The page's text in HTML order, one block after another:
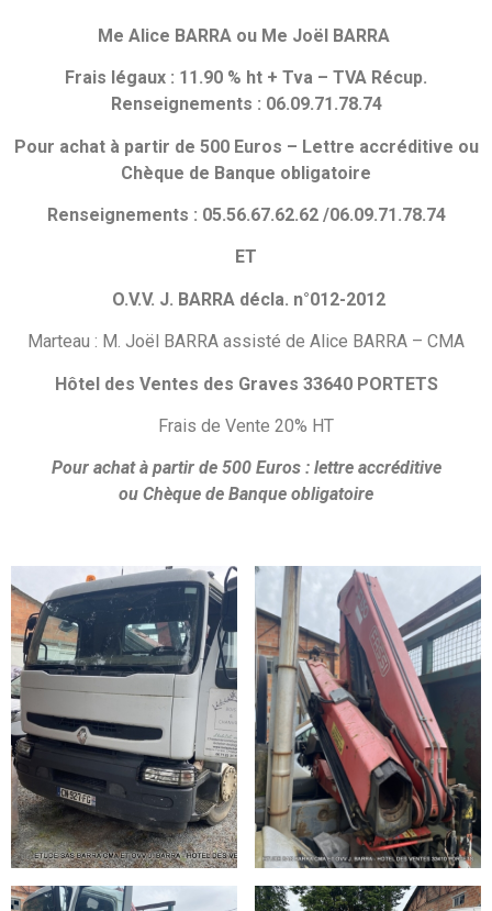
Me Alice BARRA ou Me Joël BARRA
Frais légaux : 11.90 % ht + Tva – TVA Récup.
Renseignements : 06.09.71.78.74
Pour achat à partir de 500 Euros – Lettre accréditive ou
Chèque de Banque obligatoire
Renseignements : 05.56.67.62.62 /06.09.71.78.74
ET
O.V.V. J. BARRA décla. n°012-2012
Marteau : M. Joël BARRA assisté de Alice BARRA – CMA
Hôtel des Ventes des Graves 33640 PORTETS
Frais de Vente 20% HT
Pour achat à partir de 500 Euros : lettre accréditive
ou Chèque de Banque obligatoire